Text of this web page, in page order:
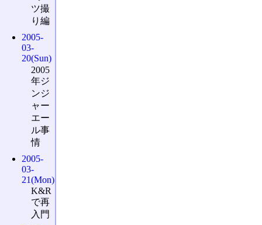
ツ撮
り編
2005-
03-
20(Sun)
2005
年ジ
ンジ
ャー
エー
ル事
情
2005-
03-
21(Mon)
K&R
で再
入門